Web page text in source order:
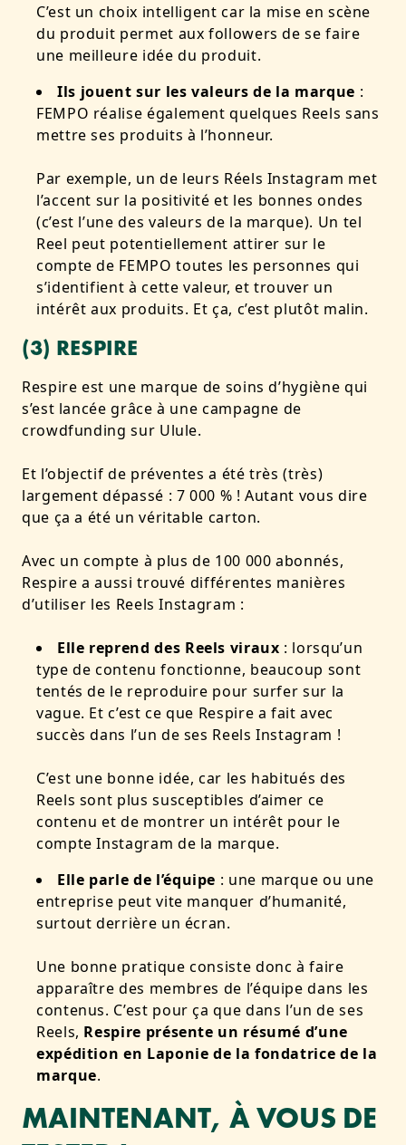
C’est un choix intelligent car la mise en scène
du produit permet aux followers de se faire
une meilleure idée du produit.
Ils jouent sur les valeurs de la marque :
FEMPO réalise également quelques Reels sans
mettre ses produits à l’honneur.
Par exemple, un de leurs Réels Instagram met
l’accent sur la positivité et les bonnes ondes
(c’est l’une des valeurs de la marque). Un tel
Reel peut potentiellement attirer sur le
compte de FEMPO toutes les personnes qui
s’identifient à cette valeur, et trouver un
intérêt aux produits. Et ça, c’est plutôt malin.
(3) RESPIRE
Respire est une marque de soins d’hygiène qui
s’est lancée grâce à une campagne de
crowdfunding sur Ulule.
Et l’objectif de préventes a été très (très)
largement dépassé : 7 000 % ! Autant vous dire
que ça a été unvéritable carton.
Avec un compte à plus de 100 000 abonnés,
Respire a aussi trouvé différentes manières
d’utiliser les Reels Instagram :
Elle reprend des Reels viraux : lorsqu’un
type de contenu fonctionne, beaucoup sont
tentés de le reproduire pour surfer sur la
vague. Et c’est ce que Respire a fait avec
succès dans l’un de ses Reels Instagram !
C’est une bonne idée, car les habitués des
Reels sont plus susceptibles d’aimer ce
contenu et de montrer un intérêt pour le
compte Instagram de la marque.
Elle parle de l’équipe : une marque ou une
entreprise peut vite manquer d’humanité,
surtout derrière un écran.
Une bonne pratique consiste donc à faire
apparaître des membres de l’équipe dans les
contenus. C’est pour ça que dans l’un de ses
Reels, Respire présente un résumé d’une
expédition en Laponie de la fondatrice de la
marque.
MAINTENANT, À VOUS DE